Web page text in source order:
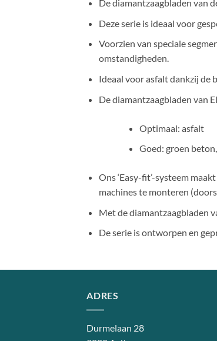
De diamantzaagbladen van
Deze serie is ideaal voor
Voorzien van speciale
omstandigheden.
Ideaal voor asfalt dankzij de
De diamantzaagbladen van
Optimaal: asfalt
Goed: groen
Ons ‘Easy-fit’-systeem
machines te monteren
Met de diamantzaagbladen
De serie is ontworpen en
ADRES
Durmelaan 28